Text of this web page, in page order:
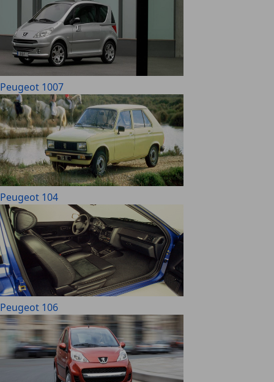
Peugeot 1007
Peugeot 104
Peugeot 106